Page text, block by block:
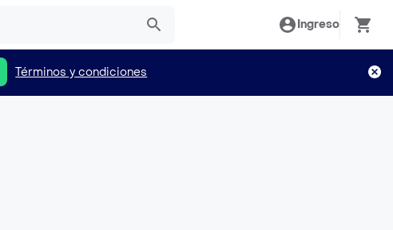
Ingreso
Términos y condiciones